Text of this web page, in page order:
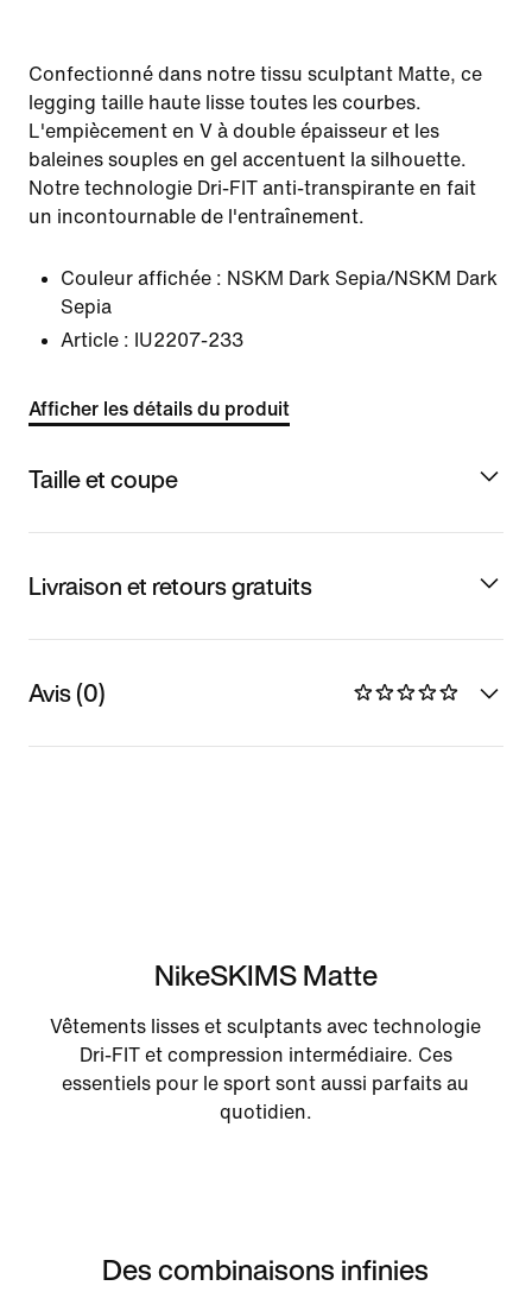
Confectionné dans notre tissu sculptant Matte, ce
legging taille haute lisse toutes les courbes.
L'empiècement en V à double épaisseur et les
baleines souples en gel accentuent la silhouette.
Notre technologie Dri-FIT anti-transpirante en fait
un incontournable de l'entraînement.
Couleur affichée : NSKM Dark Sepia/NSKM Dark
Sepia
Article : IU2207-233
Afficher les détails du produit
Taille et coupe
Livraison et retours gratuits
Avis (0)
NikeSKIMS Matte
Vêtements lisses et sculptants avec technologie
Dri-FIT et compression intermédiaire. Ces
essentiels pour le sport sont aussi parfaits au
quotidien.
Des combinaisons infinies